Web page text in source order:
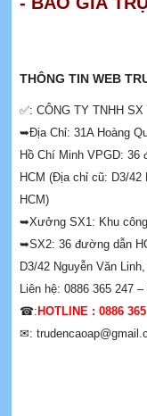
THÔNG TIN WEB
✅: CÔNG TY TNHH
➥Địa Chỉ: 31A Hoàng
Hồ Chí Minh VPGD: 36
HCM (Địa chỉ cũ: D3/42
HCM)
➥Xưởng SX1: Khu
➥SX2: 36 đường dẫn
D3/42 Nguyễn Văn
Liên hệ: 0886 365 247
☎: HOTLINE : 0886
✉: